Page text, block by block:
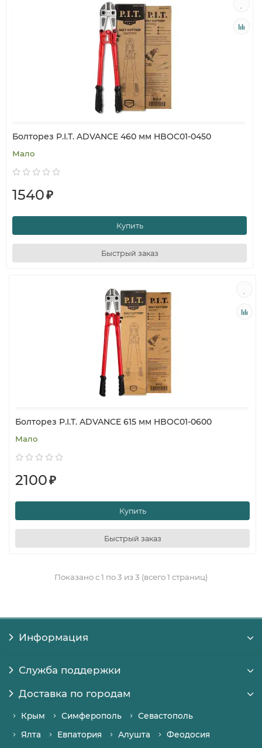
Болторез P.I.T. ADVANCE 460 мм HBOC01-0450
Мало
1540₽
Купить
Быстрый заказ
Болторез P.I.T. ADVANCE 615 мм HBOC01-0600
Мало
2100₽
Купить
Быстрый заказ
Показано с 1 по 3 из 3 (всего 1 страниц)
Информация
Служба поддержки
Доставка по городам
Крым Симферополь
Севастополь
Ялта
Евпатория Алушта Феодосия